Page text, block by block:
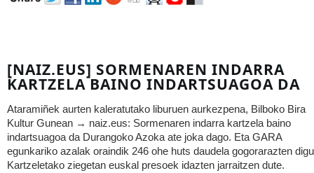
[NAIZ.EUS] SORMENAREN INDARRA
KARTZELA BAINO INDARTSUAGOA DA
Ataramiñek aurten kaleratutako liburuen aurkezpena, Bilboko Bira
Kultur Gunean → naiz.eus: Sormenaren indarra kartzela baino
indartsuagoa da Durangoko Azoka ate joka dago. Eta GARA
egunkariko azalak oraindik 246 ohe huts daudela gogorarazten
Kartzeletako ziegetan euskal presoek idazten jarraitzen dute.